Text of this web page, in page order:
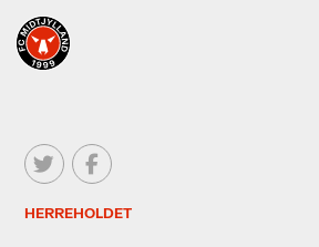
HERREHOLDET